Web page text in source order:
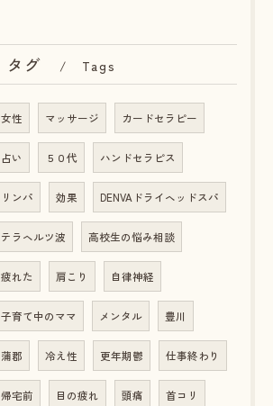
タグ Tags
女性 マッサージ カードセラピー
占い ５０代 ハンドセラピス
リンパ 効果 DENVAドライヘッドスパ
テラヘルツ波 高校生の悩み相談
疲れた 肩こり 自律神経
子育て中のママ メンタル 豊川
蒲郡 冷え性 更年期鬱 仕事終わり
帰宅前 目の疲れ 頭痛 首コリ